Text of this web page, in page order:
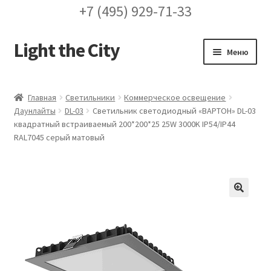
+7 (495) 929-71-33
Перейти
к
Перейти
к
Light the City Меню
FAQ про кронштейны
Заказ проекта освещения
Главная Светильники
Коммерческое освещение
Даунлайты
DL-03
Светильник светодиодный «ВАРТОН» DL-03
квадратный встраиваемый 200*200*25 25W 3000K IP54/IP44
RAL7045 серый матовый